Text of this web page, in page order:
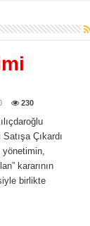
230
Çıkardı
kararının
birlikte